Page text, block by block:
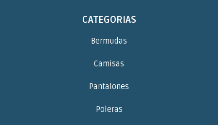
CATEGORIAS
Bermudas
Camisas
Pantalones
Poleras